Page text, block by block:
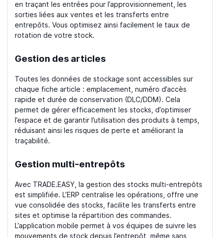
en traçant les entrées pour l’approvisionnement, les
sorties liées aux ventes et les transferts entre
entrepôts. Vous optimisez ainsi facilement le taux de
rotation de votre stock.
Gestion des articles
Toutes les données de stockage sont accessibles sur
chaque fiche article : emplacement, numéro d’accès
rapide et durée de conservation (DLC/DDM). Cela
permet de gérer efficacement les stocks, d’optimiser
l’espace et de garantir l’utilisation des produits à temps,
réduisant ainsi les risques de perte et améliorant la
traçabilité.
Gestion multi-entrepôts
Avec TRADE.EASY, la gestion des stocks multi-entrepôts
est simplifiée. L’ERP centralise les opérations, offre une
vue consolidée des stocks, facilite les transferts entre
sites et optimise la répartition des commandes.
L’application mobile permet à vos équipes de suivre les
mouvements de stock depuis l’entrepôt, même sans